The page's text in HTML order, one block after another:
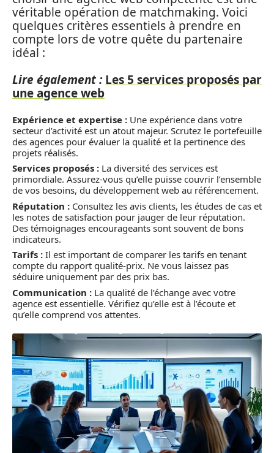
véritable opération de matchmaking. Voici
quelques critères essentiels à prendre en
compte lors de votre quête du partenaire
idéal :
Lire également : Les 5 services proposés par
une agence web
Expérience et expertise : Une expérience dans votre
secteur d’activité est un atout majeur. Scrutez le portefeuille
des agences pour évaluer la qualité et la pertinence des
projets réalisés.
Services proposés : La diversité des services est
primordiale. Assurez-vous qu’elle puisse couvrir l’ensemble
de vos besoins, du développement web au référencement.
Réputation : Consultez les avis clients, les études de cas et
les notes de satisfaction pour jauger de leur réputation.
Des témoignages encourageants sont souvent de bons
indicateurs.
Tarifs : Il est important de comparer les tarifs en tenant
compte du rapport qualité-prix. Ne vous laissez pas
séduire uniquement par des prix bas.
Communication : La qualité de l’échange avec votre
agence est essentielle. Vérifiez qu’elle est à l’écoute et
qu’elle comprend vos attentes.